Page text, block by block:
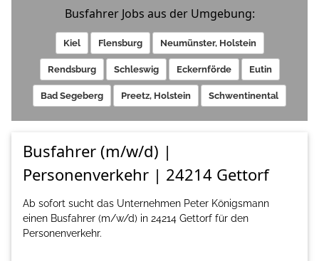
Busfahrer Jobs aus der Umgebung:
Kiel Flensburg Neumünster, Holstein
Rendsburg Schleswig Eckernförde Eutin
Bad Segeberg Preetz, Holstein Schwentinental
Busfahrer (m/w/d) |
Personenverkehr | 24214 Gettorf
Ab sofort sucht das Unternehmen Peter Königsmann
einen Busfahrer (m/w/d) in 24214 Gettorf für den
Personenverkehr.